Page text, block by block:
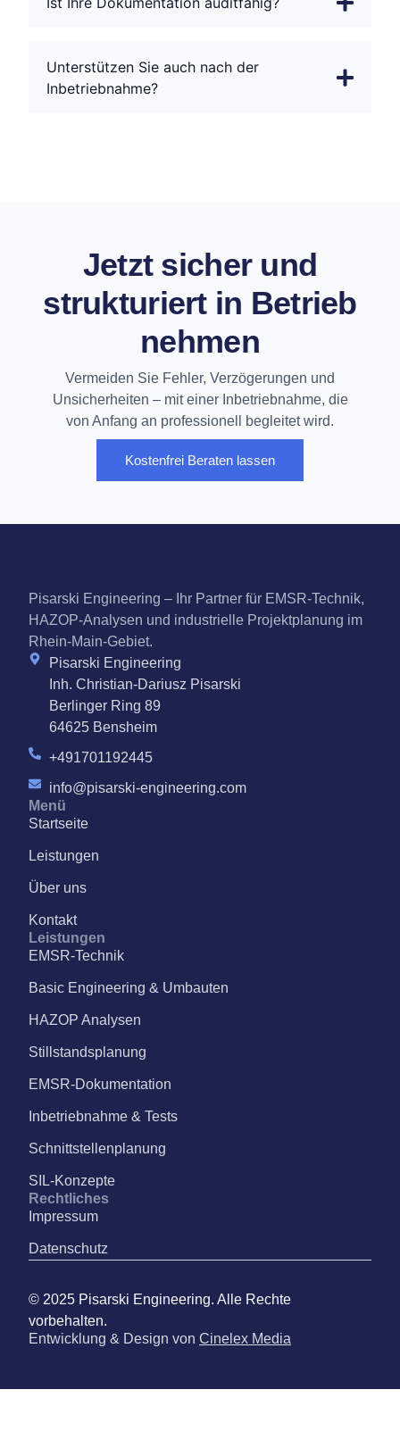
Unterstützen Sie auch nach der
Inbetriebnahme?
Jetzt sicher und
strukturiert in Betrieb
nehmen
Vermeiden Sie Fehler, Verzögerungen und
Unsicherheiten – mit einer Inbetriebnahme, die
von Anfang an professionell begleitet wird.
Kostenfrei Beraten lassen
Pisarski Engineering – Ihr Partner für EMSR-Technik,
HAZOP-Analysen und industrielle Projektplanung im
Rhein-Main-Gebiet.
Pisarski Engineering
Inh. Christian-Dariusz Pisarski
Berlinger Ring 89
64625 Bensheim
+491701192445
info@pisarski-engineering.com
Menü
Startseite
Leistungen
Über uns
Kontakt
Leistungen
EMSR-Technik
Basic Engineering & Umbauten
HAZOP Analysen
Stillstandsplanung
EMSR-Dokumentation
Inbetriebnahme & Tests
Schnittstellenplanung
SIL-Konzepte
Rechtliches
Impressum
Datenschutz
© 2025 Pisarski Engineering. Alle Rechte
vorbehalten.
Entwicklung & Design von Cinelex Media